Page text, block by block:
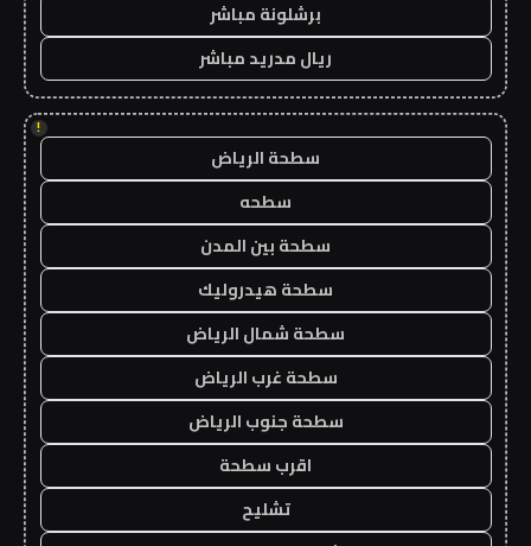
برشلونة مباشر
ريال مدريد مباشر
!
سطحة الرياض
سطحه
سطحة بين المدن
سطحة هيدروليك
سطحة شمال الرياض
سطحة غرب الرياض
سطحة جنوب الرياض
اقرب سطحة
تشليح